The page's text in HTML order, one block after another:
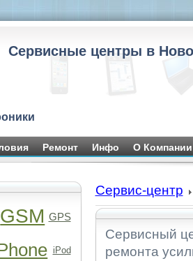
Сервисные центры в
Ремонт Инфо О Компании
GSM GPS
iPod
Сервис-центр
Сервисный
ремонта